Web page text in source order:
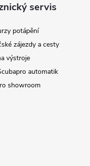
servis
potápění
zájezdy a cesty
výstroje
automatik
showroom